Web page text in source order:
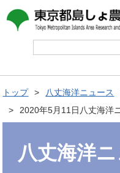
トップ 八丈海洋ニュース
2020年5月11日八丈海洋
八丈海洋